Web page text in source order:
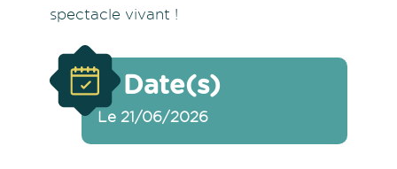
spectacle vivant !
Date(s)
Le 21/06/2026